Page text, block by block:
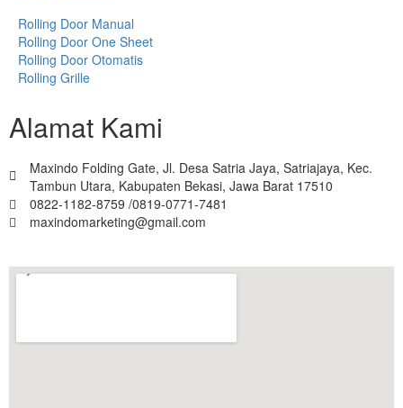
Rolling Door Manual
Rolling Door One Sheet
Rolling Door Otomatis
Rolling Grille
Alamat Kami
Maxindo Folding Gate, Jl. Desa Satria Jaya, Satriajaya, Kec.
Tambun Utara, Kabupaten Bekasi, Jawa Barat 17510
0822-1182-8759 /0819-0771-7481
maxindomarketing@gmail.com